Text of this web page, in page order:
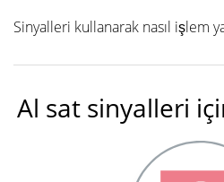
Sinyalleri kullanarak nasıl işlem
Al sat sinyalleri